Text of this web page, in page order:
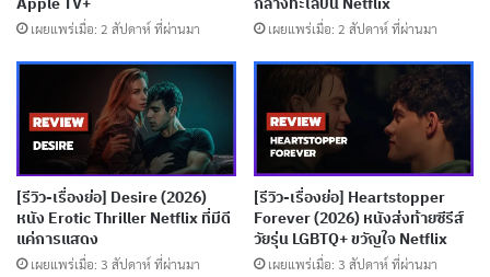
วิน ฮาร์ต แต่ไม่มีมุก
เผยแพร่เมื่อ: 1 สัปดาห์ ที่ผ่านมา
[รีวิว-เรื่องย่อ] A Toxic Love Story (2026) สารคดี
True Crime พลิกคดีสตอล์กเกอร์
เผยแพร่เมื่อ: 2 สัปดาห์ ที่ผ่านมา
[รีวิว-เรื่องย่อ] Elize: Shadows of a Woman
เผยแพร่เมื่อ: 2 สัปดาห์ ที่ผ่านมา เผยแพร่เมื่อ: 2 สัปดาห์ ที่ผ่านมา
[รีวิว-เรื่องย่อ] Desire (2026)
หนัง Erotic Thriller Netflix ที่มีดี
แค่การแสดง
เผยแพร่เมื่อ: 3 สัปดาห์ ที่ผ่านมา
[รีวิว-เรื่องย่อ] Heartstopper
Forever (2026) หนังส่งท้ายซีรีส์
วัยรุ่น LGBTQ+ ขวัญใจ Netflix
เผยแพร่เมื่อ: 3 สัปดาห์ ที่ผ่านมา